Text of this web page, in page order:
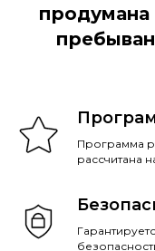
продумана
Программа
рассчитана